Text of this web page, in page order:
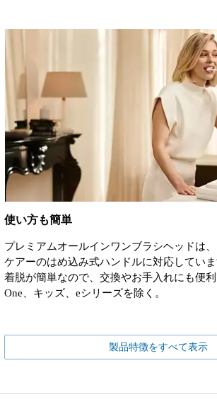
使い方も簡単
プレミアムオールインワンブラシヘッドは
ケアーのはめ込み式ハンドルに対応してい
着脱が簡単なので、交換やお手入れにも便
One、キッズ、eシリーズを除く。
製品特徴をすべて表示